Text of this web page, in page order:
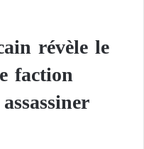
révèle le
faction